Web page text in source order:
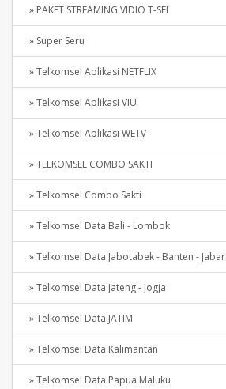
» PAKET STREAMING VIDIO T-SEL
» Super Seru
» Telkomsel Aplikasi NETFLIX
» Telkomsel Aplikasi VIU
» Telkomsel Aplikasi WETV
» TELKOMSEL COMBO SAKTI
» Telkomsel Combo Sakti
» Telkomsel Data Bali - Lombok
» Telkomsel Data Jabotabek - Banten - Jabar
» Telkomsel Data Jateng - Jogja
» Telkomsel Data JATIM
» Telkomsel Data Kalimantan
» Telkomsel Data Papua Maluku